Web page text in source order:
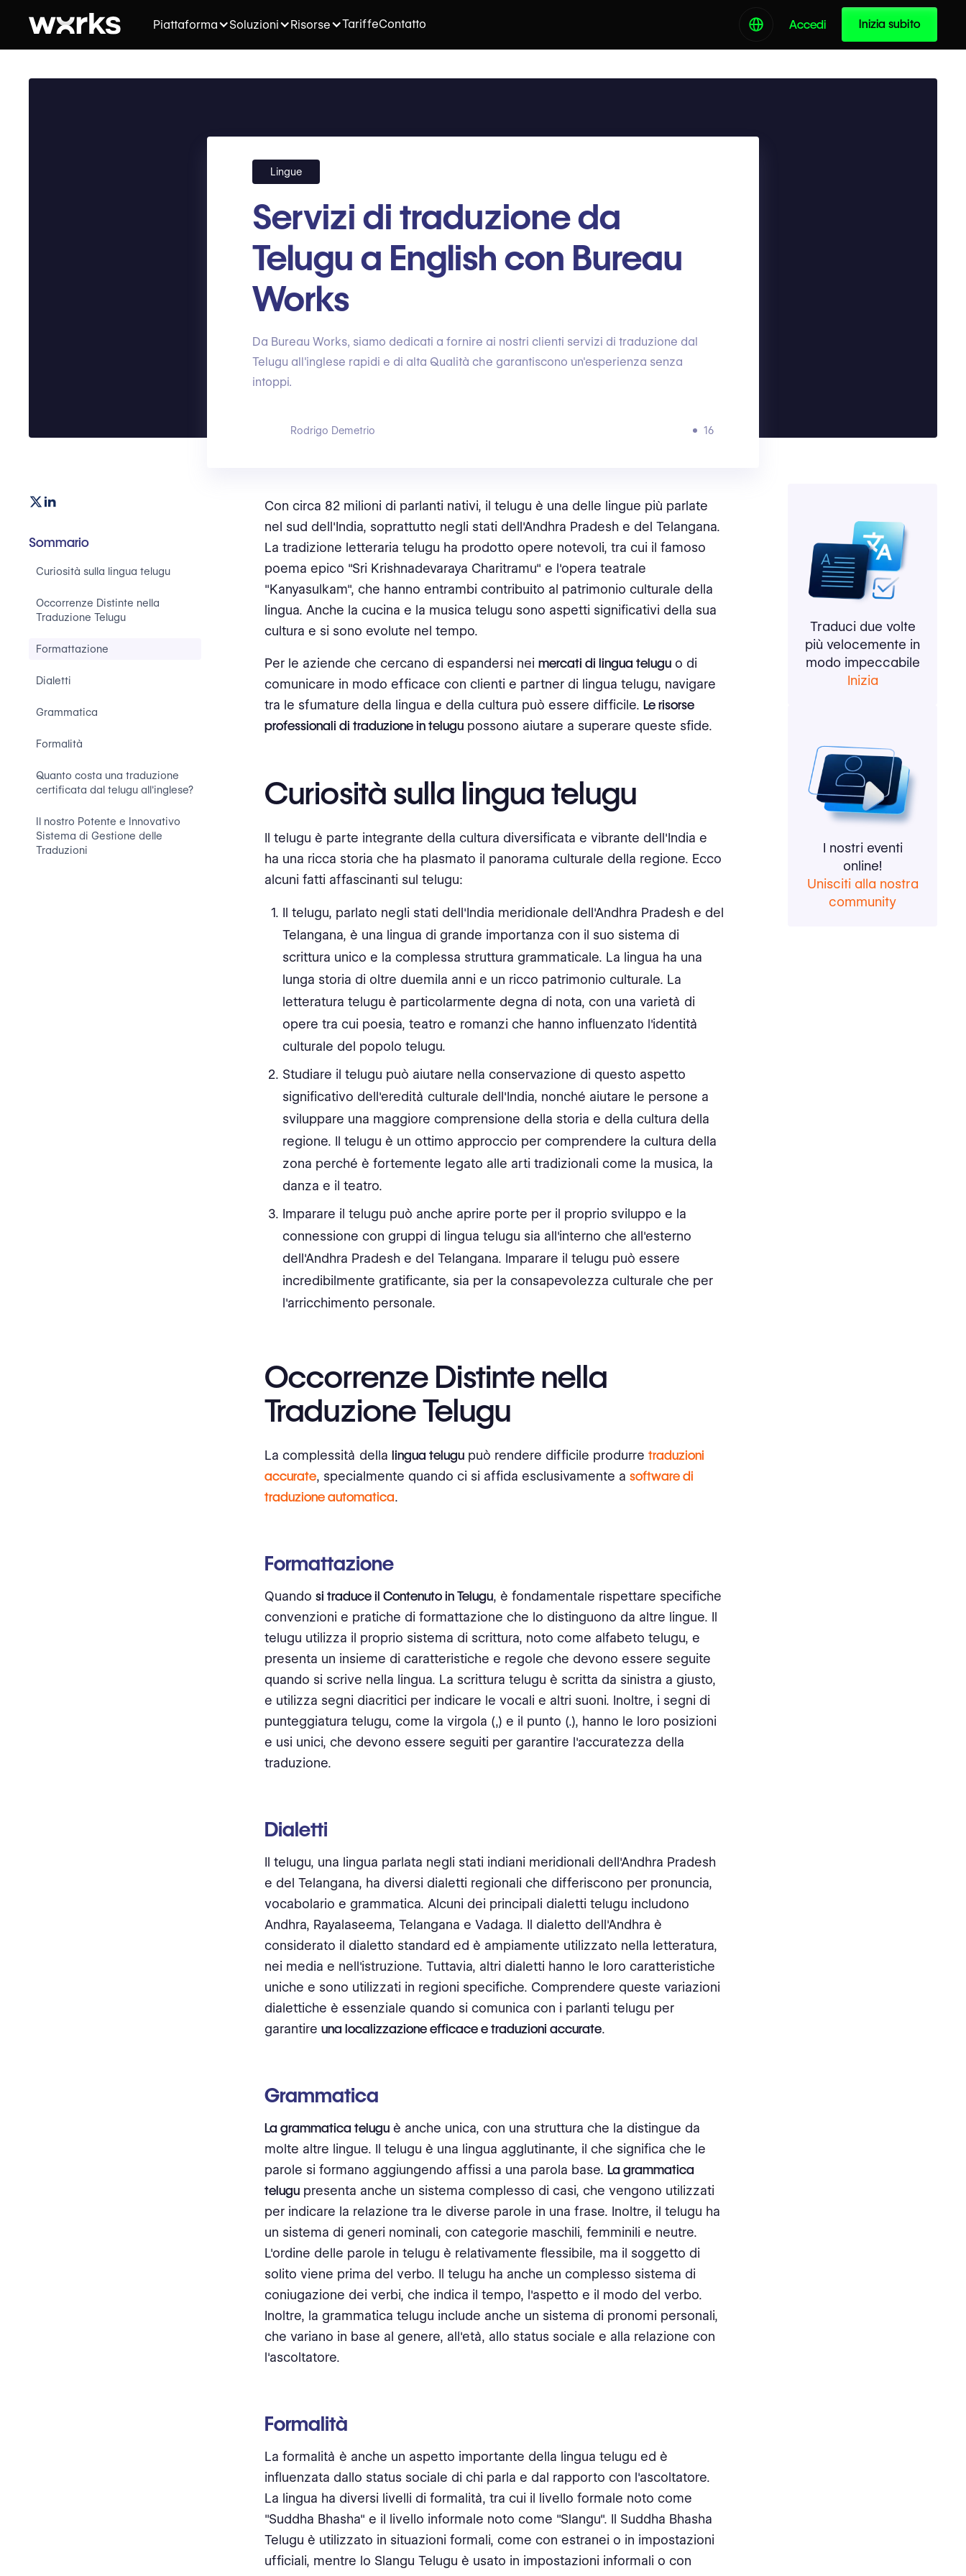
Piattaforma Soluzioni Risorse TariffeContatto Accedi Inizia subito
Lingue
Servizi di traduzione da
Telugu a English con Bureau
Works
Da Bureau Works, siamo dedicati a fornire ai nostri clienti servizi di traduzione dal
Telugu all'inglese rapidi e di alta Qualità che garantiscono un'esperienza senza
intoppi.
Rodrigo Demetrio 16
Sommario
Curiosità sulla lingua telugu
Occorrenze Distinte nella
Traduzione Telugu
Formattazione
Dialetti
Grammatica
Formalità
Quanto costa una traduzione
certificata dal telugu all'inglese?
Il nostro Potente e Innovativo
Sistema di Gestione delle
Traduzioni
Con circa 82 milioni di parlanti nativi, il telugu è una delle lingue più parlate
nel sud dell'India, soprattutto negli stati dell'Andhra Pradesh e del Telangana.
La tradizione letteraria telugu ha prodotto opere notevoli, tra cui il famoso
poema epico "Sri Krishnadevaraya Charitramu" e l'opera teatrale
"Kanyasulkam", che hanno entrambi contribuito al patrimonio culturale della
lingua. Anche la cucina e la musica telugu sono aspetti significativi della sua
cultura e si sono evolute nel tempo.
Per le aziende che cercano di espandersi nei mercati di lingua telugu o di
comunicare in modo efficace con clienti e partner di lingua telugu, navigare
tra le sfumature della lingua e della cultura può essere difficile. Le risorse
professionali di traduzione in telugu possono aiutare a superare queste sfide.
Curiosità sulla lingua telugu
Il telugu è parte integrante della cultura diversificata e vibrante dell'India e
ha una ricca storia che ha plasmato il panorama culturale della regione. Ecco
alcuni fatti affascinanti sul telugu:
Il telugu, parlato negli stati dell'India meridionale dell'Andhra Pradesh e del
Telangana, è una lingua di grande importanza con il suo sistema di
scrittura unico e la complessa struttura grammaticale. La lingua ha una
lunga storia di oltre duemila anni e un ricco patrimonio culturale. La
letteratura telugu è particolarmente degna di nota, con una varietà di
opere tra cui poesia, teatro e romanzi che hanno influenzato l'identità
culturale del popolo telugu.
Studiare il telugu può aiutare nella conservazione di questo aspetto
significativo dell'eredità culturale dell'India, nonché aiutare le persone a
sviluppare una maggiore comprensione della storia e della cultura della
regione. Il telugu è un ottimo approccio per comprendere la cultura della
zona perché è fortemente legato alle arti tradizionali come la musica, la
danza e il teatro.
Imparare il telugu può anche aprire porte per il proprio sviluppo e la
connessione con gruppi di lingua telugu sia all'interno che all'esterno
dell'Andhra Pradesh e del Telangana. Imparare il telugu può essere
incredibilmente gratificante, sia per la consapevolezza culturale che per
l'arricchimento personale.
Occorrenze Distinte nella
Traduzione Telugu
La complessità della lingua telugu può rendere difficile produrre traduzioni
accurate, specialmente quando ci si affida esclusivamente a software di
traduzione automatica.
Formattazione
Quando si traduce il Contenuto in Telugu, è fondamentale rispettare specifiche
convenzioni e pratiche di formattazione che lo distinguono da altre lingue. Il
telugu utilizza il proprio sistema di scrittura, noto come alfabeto telugu, e
presenta un insieme di caratteristiche e regole che devono essere seguite
quando si scrive nella lingua. La scrittura telugu è scritta da sinistra a giusto,
e utilizza segni diacritici per indicare le vocali e altri suoni. Inoltre, i segni di
punteggiatura telugu, come la virgola (,) e il punto (.), hanno le loro posizioni
e usi unici, che devono essere seguiti per garantire l'accuratezza della
traduzione.
Dialetti
Il telugu, una lingua parlata negli stati indiani meridionali dell'Andhra Pradesh
e del Telangana, ha diversi dialetti regionali che differiscono per pronuncia,
vocabolario e grammatica. Alcuni dei principali dialetti telugu includono
Andhra, Rayalaseema, Telangana e Vadaga. Il dialetto dell'Andhra è
considerato il dialetto standard ed è ampiamente utilizzato nella letteratura,
nei media e nell'istruzione. Tuttavia, altri dialetti hanno le loro caratteristiche
uniche e sono utilizzati in regioni specifiche. Comprendere queste variazioni
dialettiche è essenziale quando si comunica con i parlanti telugu per
garantire una localizzazione efficace e traduzioni accurate.
Grammatica
La grammatica telugu è anche unica, con una struttura che la distingue da
molte altre lingue. Il telugu è una lingua agglutinante, il che significa che le
parole si formano aggiungendo affissi a una parola base. La grammatica
telugu presenta anche un sistema complesso di casi, che vengono utilizzati
per indicare la relazione tra le diverse parole in una frase. Inoltre, il telugu ha
un sistema di generi nominali, con categorie maschili, femminili e neutre.
L'ordine delle parole in telugu è relativamente flessibile, ma il soggetto di
solito viene prima del verbo. Il telugu ha anche un complesso sistema di
coniugazione dei verbi, che indica il tempo, l'aspetto e il modo del verbo.
Inoltre, la grammatica telugu include anche un sistema di pronomi personali,
che variano in base al genere, all'età, allo status sociale e alla relazione con
l'ascoltatore.
Formalità
La formalità è anche un aspetto importante della lingua telugu ed è
influenzata dallo status sociale di chi parla e dal rapporto con l'ascoltatore.
La lingua ha diversi livelli di formalità, tra cui il livello formale noto come
"Suddha Bhasha" e il livello informale noto come "Slangu". Il Suddha Bhasha
Telugu è utilizzato in situazioni formali, come con estranei o in impostazioni
ufficiali, mentre lo Slangu Telugu è usato in impostazioni informali o con
Traduci due volte
più velocemente in
modo impeccabile
Inizia
I nostri eventi
online!
Unisciti alla nostra
community